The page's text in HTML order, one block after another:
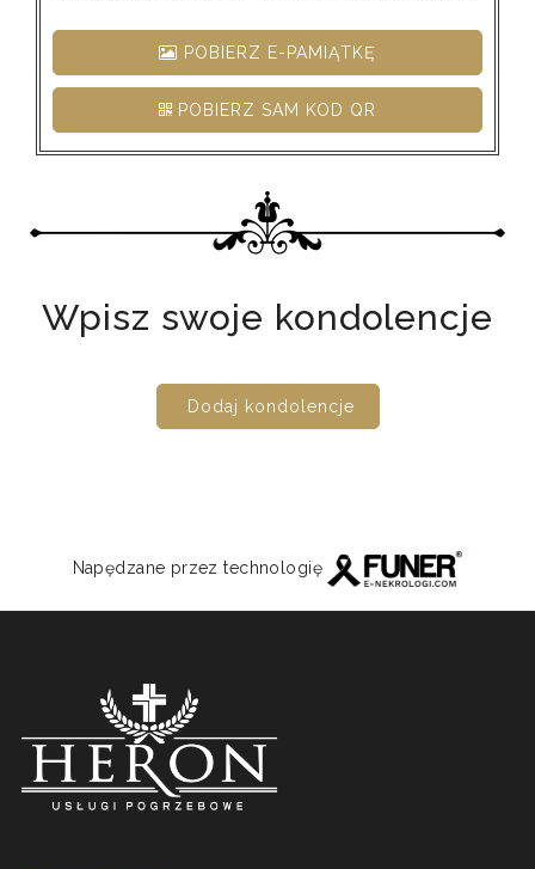
POBIERZ E-PAMIĄTKĘ
POBIERZ SAM KOD QR
Wpisz swoje kondolencje
Dodaj kondolencje
Napędzane przez technologię